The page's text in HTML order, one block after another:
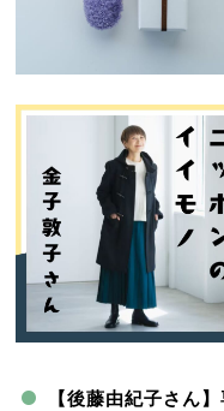
【後藤由紀子さん